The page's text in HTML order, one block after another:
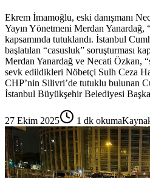
Ekrem İmamoğlu, eski danışmanı
Yayın Yönetmeni Merdan Yanardağ,
kapsamında tutuklandı. İstanbul
başlatılan “casusluk” soruşturması
Merdan Yanardağ ve Necati Özkan,
sevk edildikleri Nöbetçi Sulh Ceza
CHP’nin Silivri’de tutuklu bulunan
İstanbul Büyükşehir Belediyesi
27 Ekim 2025 1 dk okuma